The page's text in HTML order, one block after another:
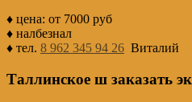
♦ цена: от 7000 руб
♦ налбезнал
♦ тел. 8 962 345 94 26 Виталий
Таллинское ш заказать